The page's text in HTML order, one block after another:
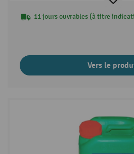
11 jours ouvrables (à titre
Vers le